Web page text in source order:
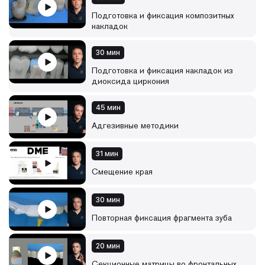
Цель - предоставить слушателю руководство по лучшим
практикам прямой и непрямой реставрации, чтобы
гарантировать максимальную степень предсказуемости и
Темы и идеи, рассматриваемые в курсе, словами авторов:
• знаете ли вы, что 3-4 инструмента – это все, что вам
нужно для успешного проведения всего комплекса
• можете ли вы выбрать правильный тип матрицы?
• хотите ли вы отточить использование моделирующих
инструментов или техник, основанных на использовании
адгезивов?
• хотите узнать, как легко контролировать глубину
препарирования?
• или как изготовить композитную вкладку, накладку из
диоксида циркония, провести реставрацию по 2 классу
или как обратно зафиксировать фрагмент зуба?
Что вы узнаете на этом курсе:
• как правильно устанавливать раббердам с помощью
упрощенных и легко воспроизводимых техник;
• как правильно использовать композит (предварительно
нагретый, жидкотекучий или композит двойного
отверждения) при работе с накладками;
Подготовка и фиксация композитных
накладок
30 мин
Подготовка и фиксация накладок из
диоксида циркония
45 мин
Адгезивные методики
31 мин
Смещение края
30 мин
Повторная фиксация фрагмента зуба
20 мин